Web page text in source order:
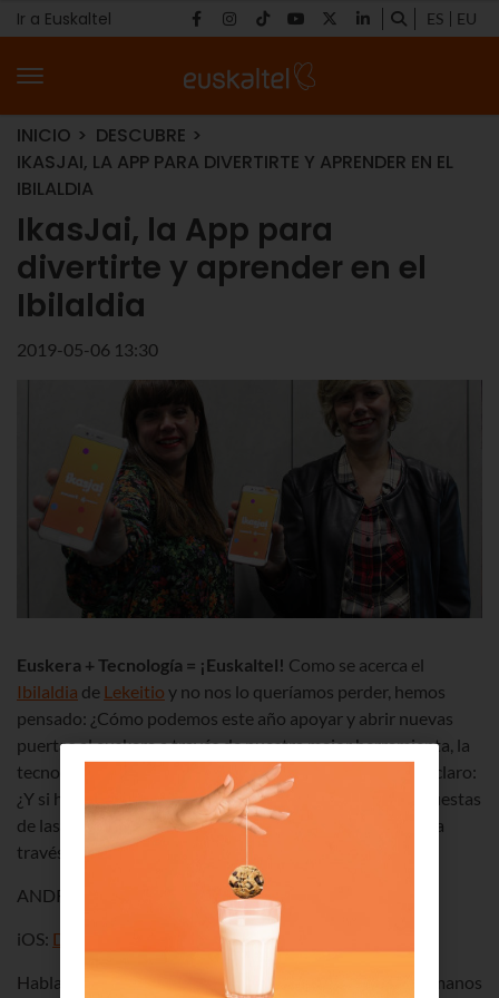
Ir a Euskaltel ES EU
INICIO
DESCUBRE
IKASJAI, LA APP PARA DIVERTIRTE Y APRENDER EN EL
IBILALDIA
IkasJai, la App para
divertirte y aprender en el
Ibilaldia
2019-05-06 13:30
Euskera + Tecnología = ¡Euskaltel! Como se acerca el
Ibilaldia de Lekeitio y no nos lo queríamos perder, hemos
pensado: ¿Cómo podemos este año apoyar y abrir nuevas
puertas al euskera a través de nuestra mejor herramienta, la
tecnología? Y pensando, pensando, enseguida lo vimos claro:
¿Y si hacemos una App que sirva para apoyar todas las fiestas
de las ikastolas y que sirva para que la gente se divierta a
través de la cultura?
ANDROID:
iOS: DESCARGAR
Hablamos con laFederación de Ikastolas
, nos pusimos manos